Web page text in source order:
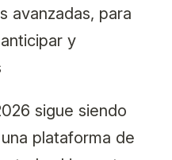
avanzadas, para
y
sigue siendo
plataforma de